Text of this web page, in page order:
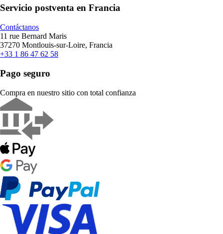
Servicio postventa en Francia
Contáctanos
11 rue Bernard Maris
37270 Montlouis-sur-Loire, Francia
+33 1 86 47 62 58
Pago seguro
Compra en nuestro sitio con total confianza